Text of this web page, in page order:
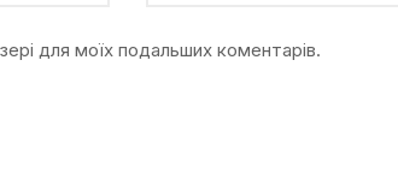
для моїх подальших коментарів.